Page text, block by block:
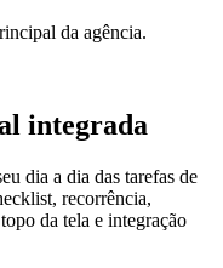
da agência.
integrada
dia a dia das tarefas de
recorrência,
da tela e integração